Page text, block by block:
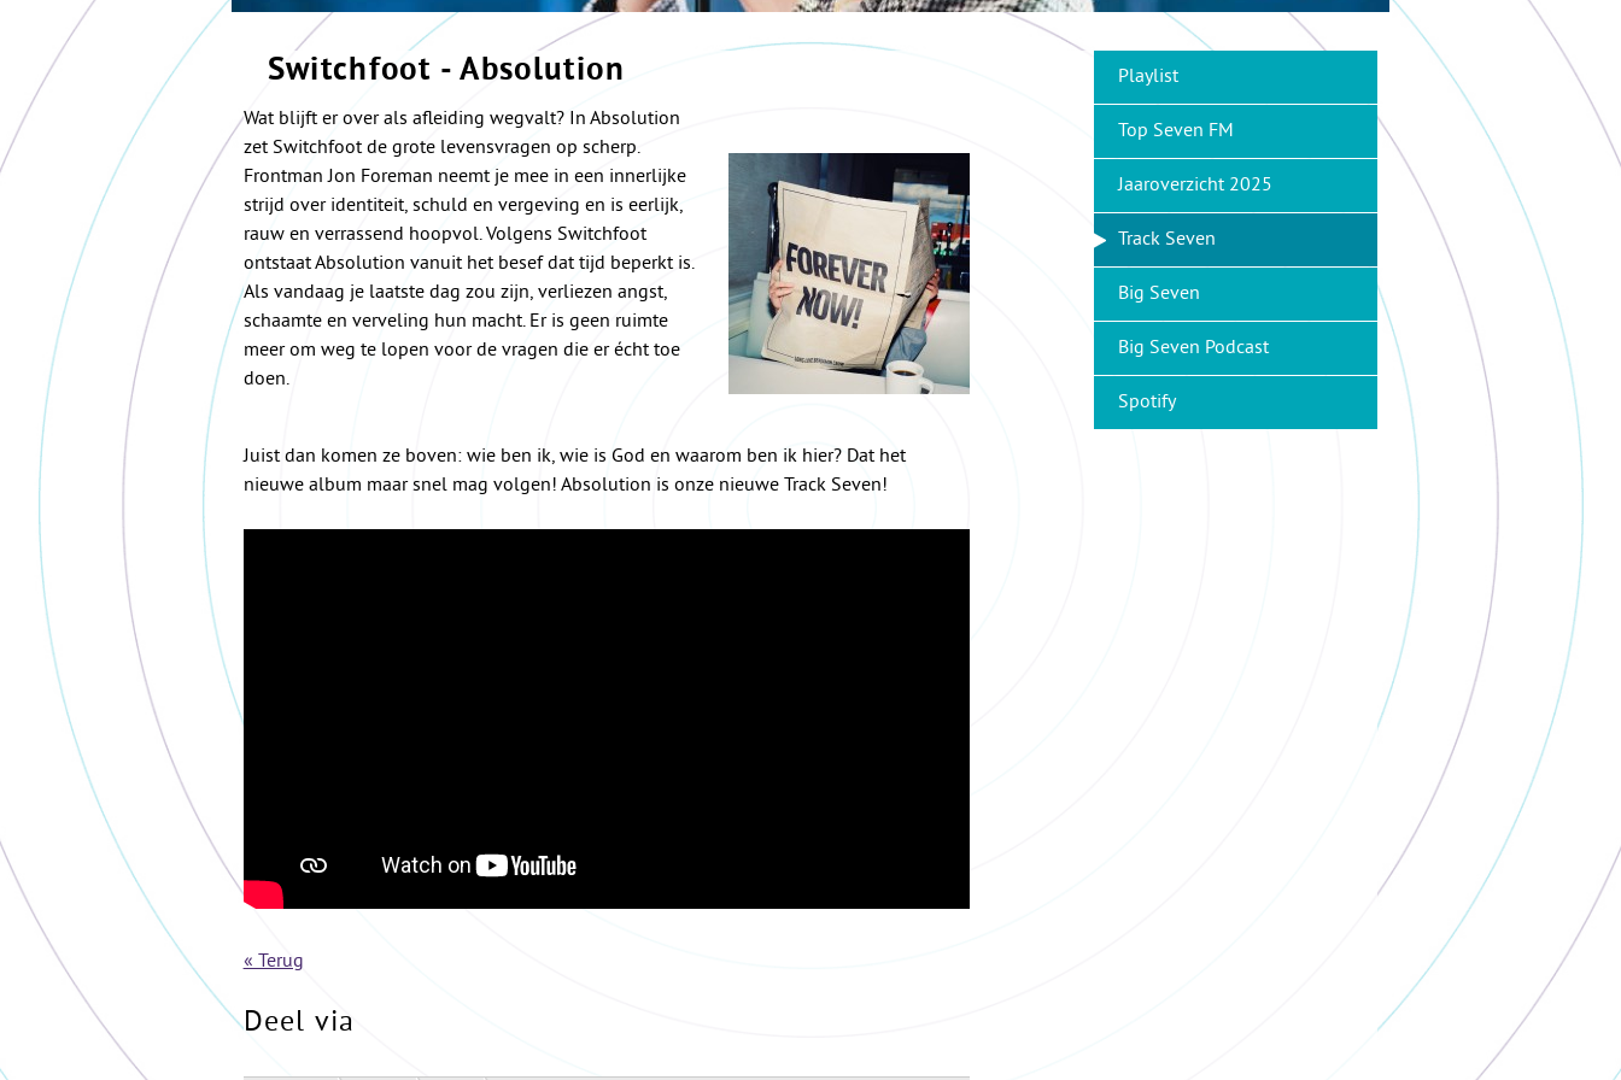
Switchfoot - Absolution
Wat blijft er over als afleiding wegvalt? In Absolution
zet Switchfoot de grote levensvragen op scherp.
Frontman Jon Foreman neemt je mee in een innerlijke
strijd over identiteit, schuld en vergeving en is eerlijk,
rauw en verrassend hoopvol. Volgens Switchfoot
ontstaat Absolution vanuit het besef dat tijd beperkt is.
Als vandaag je laatste dag zou zijn, verliezen angst,
schaamte en verveling hun macht. Er is geen ruimte
meer om weg te lopen voor de vragen die er écht toe
doen.
Juist dan komen ze boven: wie ben ik, wie is God en waarom ben ik hier? Dat het
nieuwe album maar snel mag volgen! Absolution is onze nieuwe Track Seven!
« Terug
Deel via
Playlist
Top Seven FM
Jaaroverzicht 2025
Track Seven
Big Seven
Big Seven Podcast
Spotify